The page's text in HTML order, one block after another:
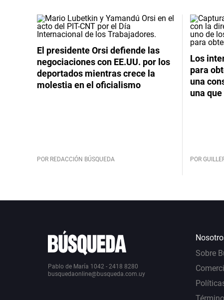
El presidente Orsi defiende las
negociaciones con EE.UU. por los
deportados mientras crece la
molestia en el oficialismo
POR REDACCIÓN BÚSQUEDA
Los
para
una
una que
POR
Pablo de María 1042 - 2418 8280
busquedaonline@busqueda.com.uy
Sobre